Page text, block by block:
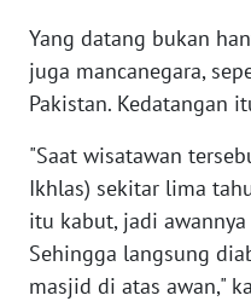
Yang datang bukan
juga mancanegara,
Pakistan. Kedatangan
"Saat wisatawan
Ikhlas) sekitar lima
itu kabut, jadi
Sehingga langsung
masjid di atas awan,"
JABAR
WN
BANTEN
WN
NTT
WN
KEPRI